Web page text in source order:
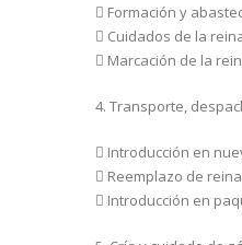
 Formación y
 Cuidados de la
 Marcación de la
4. Transporte,
 Introducción en
 Reemplazo de
 Introducción en